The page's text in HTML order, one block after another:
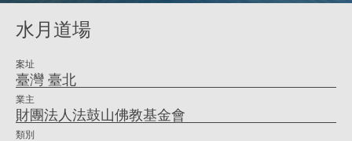
|
大
水月道場
案址
臺灣 臺北
業主
財團法人法鼓山佛教基金會
類別